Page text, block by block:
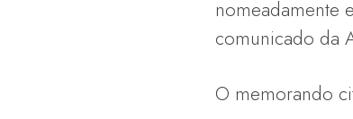
nomeadamente
comunicado da
O memorando